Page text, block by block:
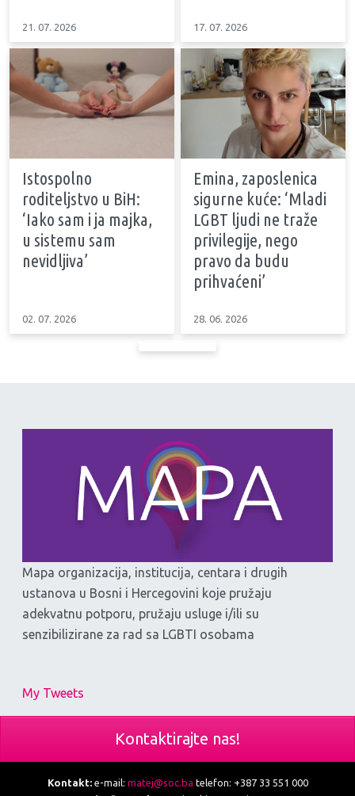
21. 07. 2026 17. 07. 2026
Istospolno
roditeljstvo u BiH:
‘Iako sam i ja majka,
u sistemu sam
nevidljiva’
02. 07. 2026
Emina, zaposlenica
sigurne kuće: ‘Mladi
LGBT ljudi ne traže
privilegije, nego
pravo da budu
prihvaćeni’
28. 06. 2026
Mapa organizacija, institucija, centara i drugih
ustanova u Bosni i Hercegovini koje pružaju
adekvatnu potporu, pružaju usluge i/ili su
senzibilizirane za rad sa LGBTI osobama
My Tweets
Kontaktirajte nas!
Kontakt:e-mail: matej@soc.ba telefon: +387 33 551 000